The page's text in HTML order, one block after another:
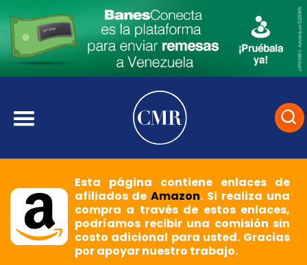
Esta página contiene enlaces de
afiliados deAmazon. Si realiza una
compra a través de estos enlaces,
podríamos recibir una comisión sin
costo adicional para usted. Gracias
por apoyar nuestro trabajo.